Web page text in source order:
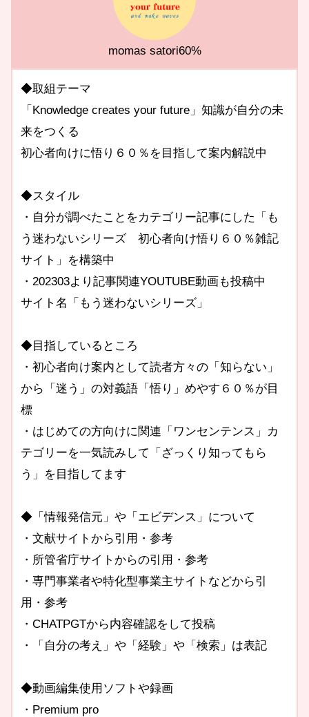
momas satori60%
◆取組テーマ
「Knowledge creates your future」知識が自分の未
来をつくる
初心者向けに悟り６０％を目指して案内解説中
◆スタイル
・自分が調べたことをカテゴリー記事にした「も
う迷わないシリーズ 初心者向け悟り６０％雑記
サイト」を構築中
・202303より記事関連YOUTUBE動画も投稿中
サイト名「もう迷わないシリーズ」
◆目指しているところ
・初心者向け案内として読者方々の「知らない」
から「迷う」の対義語「悟り」めやす６０％が目
標
・はじめての方向けに関連「ワンセンテンス」カ
テゴリーを一気読みして「ざっくり知ってもら
う」を目指してます
◆「情報発信元」や「エビデンス」について
・文献サイトから引用・参考
・所管省庁サイトからの引用・参考
・専門事業者や特化型事業主サイトなどから引
用・参考
・CHATPGTから内容確認をして投稿
・「自分の考え」や「経験」や「検索」は表記
◆動画編集使用ソフトや録画
・Premium pro